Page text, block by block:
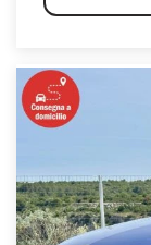
cookie
policy
Salva